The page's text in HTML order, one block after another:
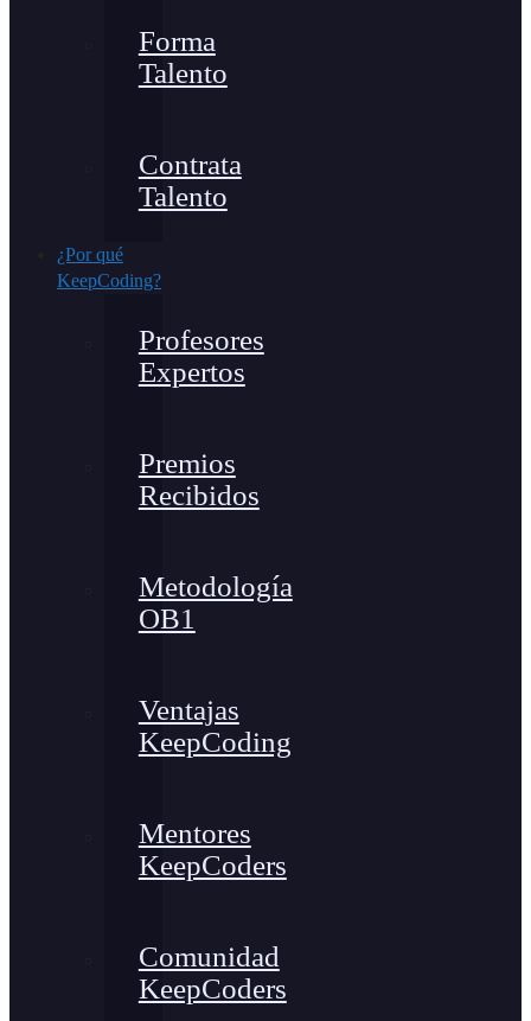
Forma
Talento
Contrata
Talento
¿Por qué
KeepCoding?
Profesores
Expertos
Premios
Recibidos
Metodología
OB1
Ventajas
KeepCoding
Mentores
KeepCoders
Comunidad
KeepCoders